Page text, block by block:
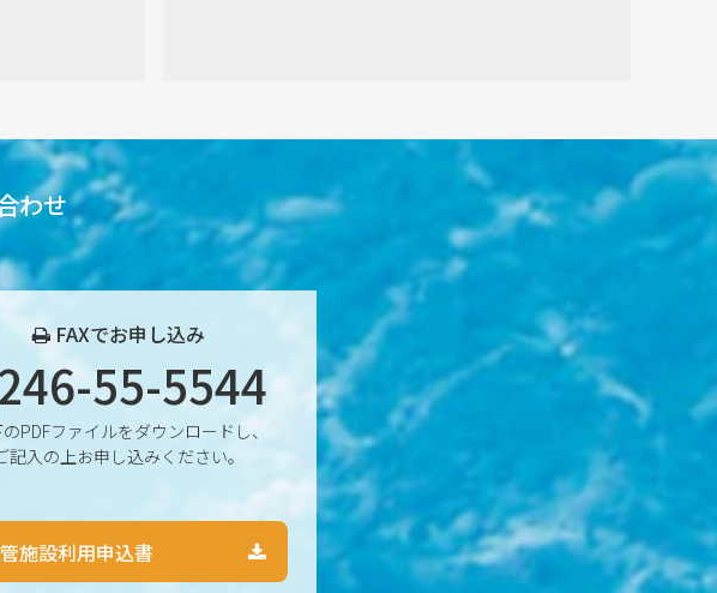
わせ
FAXでお申し込み
55-5544
PDFファイルをダウンロードし、
記入の上お申し込みください。
施設利用申込書